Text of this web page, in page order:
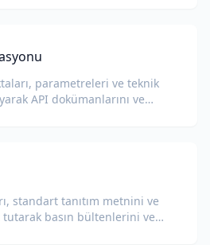
parametreleri ve teknik
API dokümanlarını ve
standart tanıtım metnini ve
basın bültenlerini ve